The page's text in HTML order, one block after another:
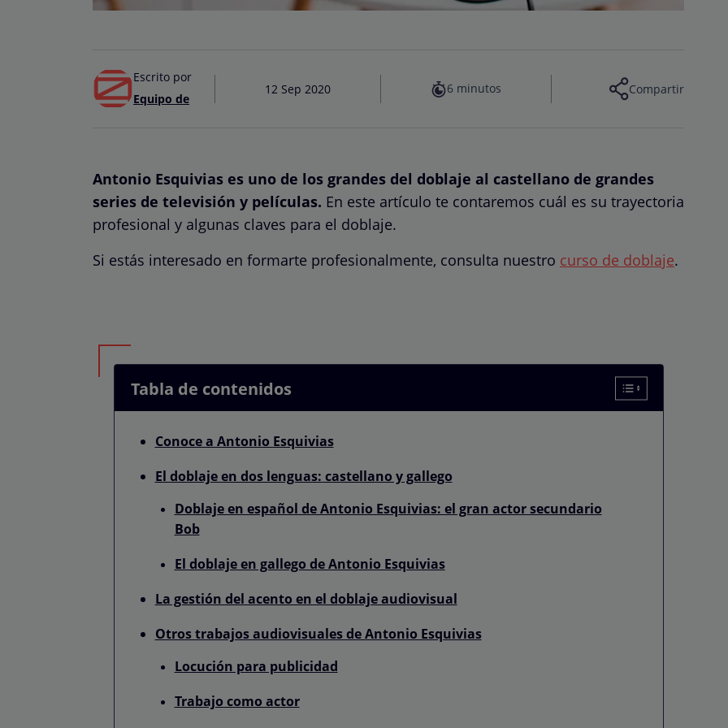
Escrito por
Equipo de
12 Sep 2020 6 minutos Compartir
Antonio Esquivias es uno de los grandes del doblaje al castellano de grandes
series de televisión y películas. En este artículo te contaremos cuál es su trayectoria
profesional y algunas claves para el doblaje.
Si estás interesado en formarte profesionalmente, consulta nuestro curso de doblaje.
Tabla de contenidos
Conoce a Antonio Esquivias
El doblaje en dos lenguas: castellano y gallego
Doblaje en español de Antonio Esquivias: el gran actor secundario
Bob
El doblaje en gallego de Antonio Esquivias
La gestión del acento en el doblaje audiovisual
Otros trabajos audiovisuales de Antonio Esquivias
Locución para publicidad
Trabajo como actor